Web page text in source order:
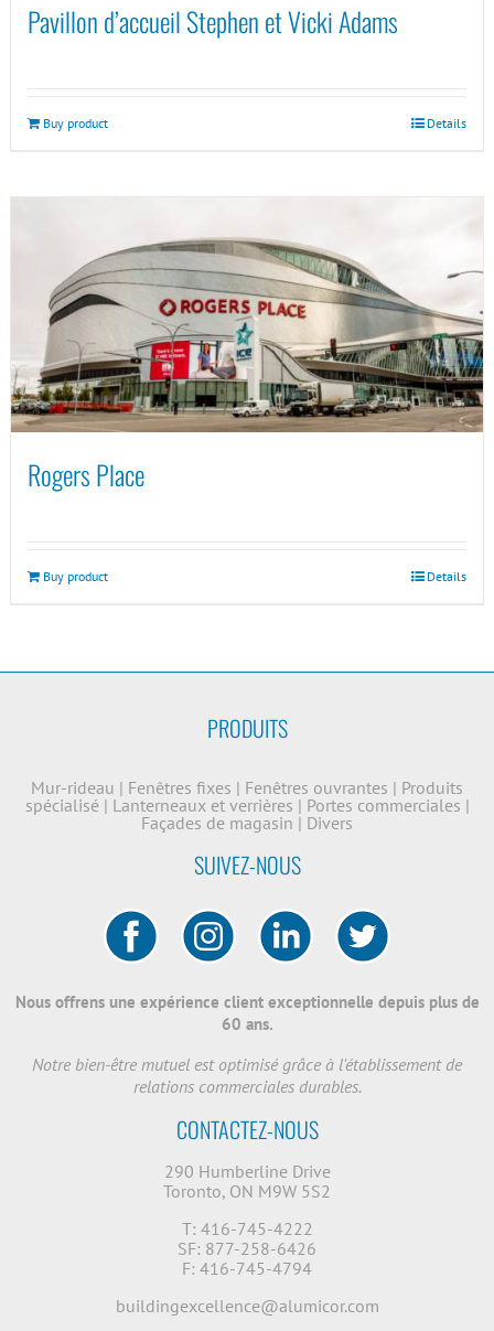
Pavillon d’accueil Stephen et Vicki Adams
Buy product Details
Rogers Place
Buy product Details
PRODUITS
Mur-rideau | Fenêtres fixes | Fenêtres ouvrantes | Produits
spécialisé | Lanterneaux et verrières | Portes commerciales |
Façades de magasin | Divers
SUIVEZ-NOUS
Nous offrens une expérience client exceptionnelle depuis plus de
60 ans.
Notre bien-être mutuel est optimisé grâce à l'établissement de
relations commerciales durables.
CONTACTEZ-NOUS
290 Humberline Drive
Toronto, ON M9W 5S2
T: 416-745-4222
SF: 877-258-6426
F: 416-745-4794
buildingexcellence@alumicor.com